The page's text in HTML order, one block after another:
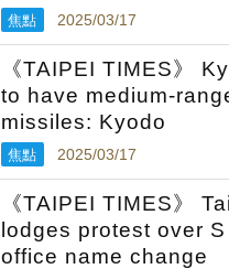
焦點 2025/03/17
《TAIPEI TIMES》
to have medium-
missiles: Kyodo
焦點 2025/03/17
《TAIPEI TIMES》
lodges protest over S
office name change